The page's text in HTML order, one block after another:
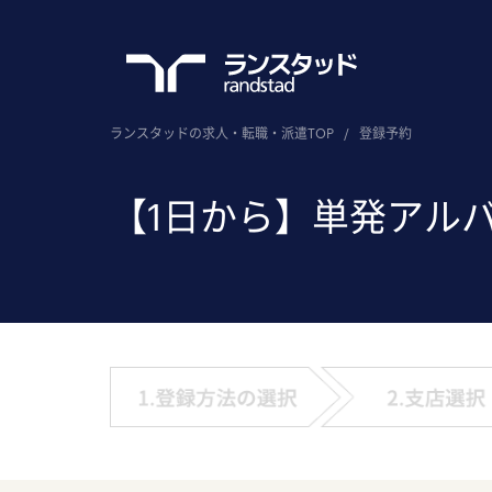
ランスタッドの求人・転職・派遣TOP / 登録予約
【1日から】単発アル